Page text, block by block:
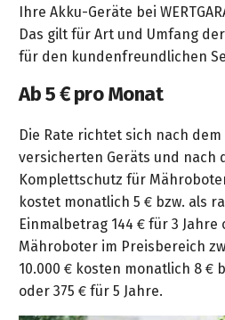
&
Prospekte
WEBER
Grills
und
Grill-
Zubehör
Ansprechpartner
Kataloge
&
&
Prospekte
Handwerkzeuge
Unsere
Marken
Ansprechpartner
Kataloge
&
Prospekte
Videos
Ihre Akku-Geräte bei
Das gilt für Art und Umfang
für den kundenfreundlichen
Ab 5 € pro Monat
Die Rate richtet sich nach
versicherten Geräts und nach
Komplettschutz für
kostet monatlich 5 € bzw. als
Einmalbetrag 144 € für 3 Jahre
Mähroboter im Preisbereich
10.000 € kosten monatlich 8 €
oder 375 € für 5 Jahre.